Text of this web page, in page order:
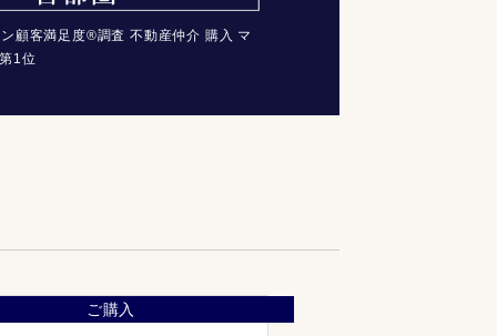
顧客満足度®調査 不動産仲介 購入 マ
1位
ご購入